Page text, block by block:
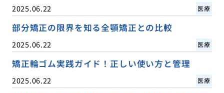
2025.06.22 医療
部分矯正の限界を知る全顎矯正との比較
2025.06.22 医療
矯正輪ゴム実践ガイド！正しい使い方と管理
2025.06.22 医療